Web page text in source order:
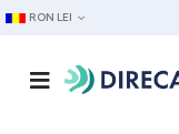
RON LEI